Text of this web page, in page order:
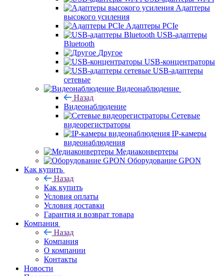
Адаптеры
высокого усиления
Адаптеры PCIe
USB-адаптеры
Bluetooth
Другое
USB-концентраторы
USB-адаптеры
сетевые
Видеонаблюдение
Назад
Видеонаблюдение
Сетевые
видеорегистраторы
IP-камеры
видеонаблюдения
Медиаконвертеры
Оборудование GPON
Как купить
Назад
Как купить
Условия оплаты
Условия доставки
Гарантия и возврат товара
Компания
Назад
Компания
О компании
Контакты
Новости